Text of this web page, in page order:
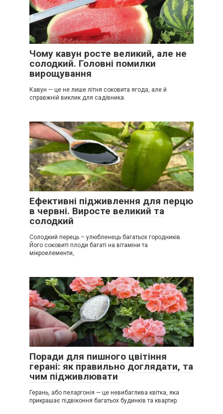
Чому кавун росте великий, але не
солодкий. Головні помилки
вирощування
Кавун — це не лише літня соковита ягода, але й
справжній виклик для садівника.
Ефективні підживлення для перцю
в червні. Виросте великий та
солодкий
Солодкий перець – улюбленець багатьох городників.
Його соковиті плоди багаті на вітаміни та
мікроелементи,
Поради для пишного цвітіння
герані: як правильно доглядати, та
чим підживлювати
Герань, або пеларгонія — це невибаглива квітка, яка
прикрашає підвіконня багатьох будинків та квартир.